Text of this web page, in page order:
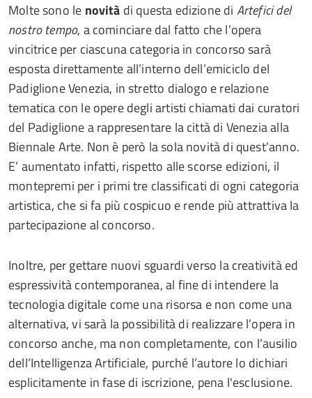
Molte sono le novità di questa edizione di Artefici del
nostro tempo, a cominciare dal fatto che l’opera
vincitrice per ciascuna categoria in concorso sarà
esposta direttamente all’interno dell’emiciclo del
Padiglione Venezia, in stretto dialogo e relazione
tematica con le opere degli artisti chiamati dai curatori
del Padiglione a rappresentare la città di Venezia alla
Biennale Arte. Non è però la sola novità di quest’anno.
E’ aumentato infatti, rispetto alle scorse edizioni, il
montepremi per i primi tre classificati di ogni categoria
artistica, che si fa più cospicuo e rende più attrattiva la
partecipazione al concorso.
Inoltre, per gettare nuovi sguardi verso la creatività ed
espressività contemporanea, al fine di intendere la
tecnologia digitale come una risorsa e non come una
alternativa, vi sarà la possibilità di realizzare l’opera in
concorso anche, ma non completamente, con l’ausilio
dell’Intelligenza Artificiale, purché l’autore lo dichiari
esplicitamente in fase di iscrizione, pena l'esclusione.